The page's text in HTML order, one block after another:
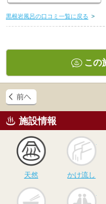
黒根岩風呂の口コミ一覧に戻る >
この
施設情報
天然 かけ流し